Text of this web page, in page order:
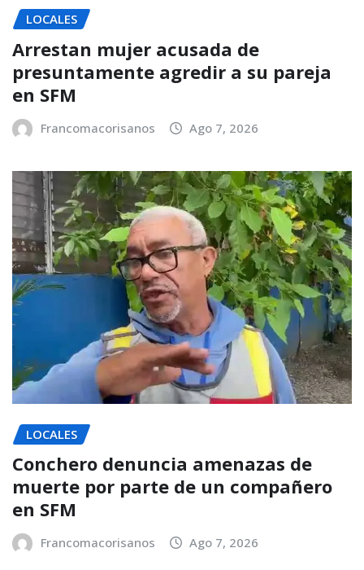
LOCALES
Arrestan mujer acusada de
presuntamente agredir a su pareja
en SFM
Francomacorisanos Ago 7, 2026
LOCALES
Conchero denuncia amenazas de
muerte por parte de un compañero
en SFM
Francomacorisanos Ago 7, 2026